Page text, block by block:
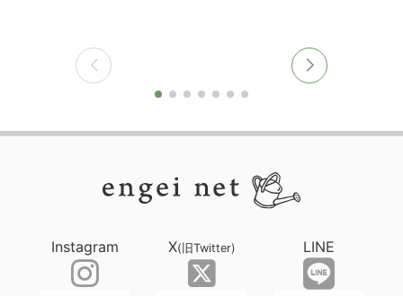
Instagram X(旧Twitter) LINE